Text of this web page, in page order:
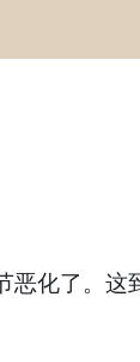
化了。这